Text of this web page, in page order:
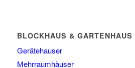
BLOCKHAUS & GARTENHAUS
Gerätehauser
Mehrraumhäuser